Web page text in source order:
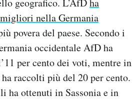
geografico. L’AfDha
nella Germania
povera del paese. Secondo i
occidentale AfD ha
per cento dei voti, mentre in
raccolti più del 20 per cento.
ottenuti in Sassonia e in